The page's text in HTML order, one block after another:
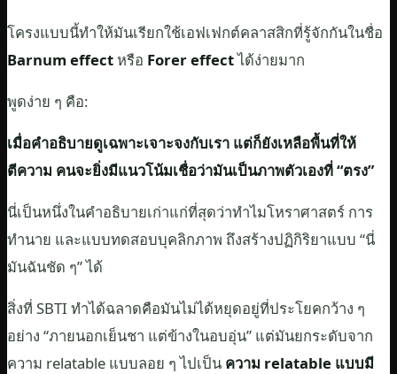
โครงแบบนี้ทำให้มันเรียกใช้เอฟเฟกต์คลาสสิกที่รู้จักกันในชื่อ
Barnum effect หรือ Forer effectได้ง่ายมาก
พูดง่าย ๆ คือ:
เมื่อคำอธิบายดูเฉพาะเจาะจงกับเรา แต่ก็ยังเหลือพื้นที่ให้
ตีความ คนจะยิ่งมีแนวโน้มเชื่อว่ามันเป็นภาพตัวเองที่ “ตรง”
นี่เป็นหนึ่งในคำอธิบายเก่าแก่ที่สุดว่าทำไมโหราศาสตร์ การ
ทำนาย และแบบทดสอบบุคลิกภาพ ถึงสร้างปฏิกิริยาแบบ “นี่
มันฉันชัด ๆ” ได้
สิ่งที่ SBTI ทำได้ฉลาดคือมันไม่ได้หยุดอยู่ที่ประโยคกว้าง ๆ
อย่าง “ภายนอกเย็นชา แต่ข้างในอบอุ่น” แต่มันยกระดับจาก
ความ relatable แบบลอย ๆ ไปเป็น ความ relatable แบบมี